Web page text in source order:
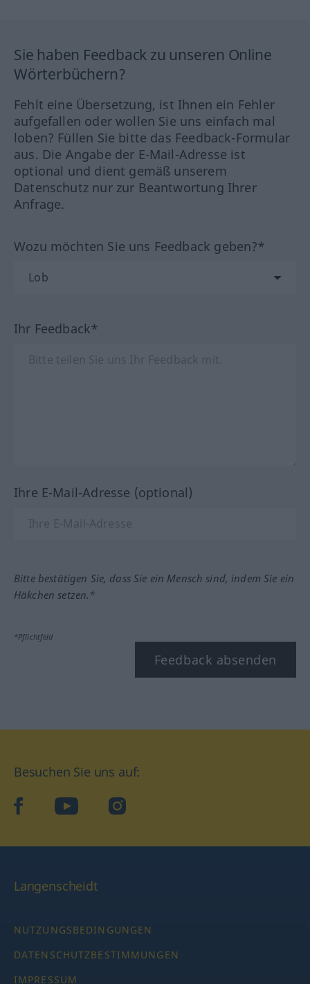
Sie haben Feedback zu unseren Online
Wörterbüchern?
Fehlt eine Übersetzung, ist Ihnen ein Fehler
aufgefallen oder wollen Sie uns einfach mal
loben? Füllen Sie bitte das Feedback-Formular
aus. Die Angabe der E-Mail-Adresse ist
optional und dient gemäß unserem
Datenschutz nur zur Beantwortung Ihrer
Anfrage.
Wozu möchten Sie uns Feedback geben?*
Ihr Feedback*
Ihre E-Mail-Adresse (optional)
Bitte bestätigen Sie, dass Sie ein Mensch sind, indem Sie ein
Häkchen setzen.*
*Pflichtfeld
Feedback absenden
Besuchen Sie uns auf:
facebookYouTube Instagram
Langenscheidt
NUTZUNGSBEDINGUNGEN
DATENSCHUTZBESTIMMUNGEN
IMPRESSUM